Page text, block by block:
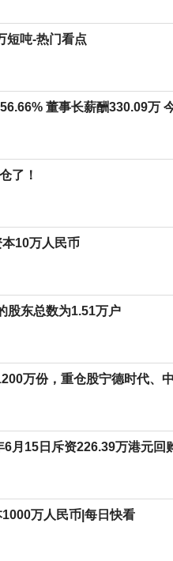
短吨-热门看点
董事长薪酬330.09万
了！
10万人民币
股东总数为1.51万户
万份，重仓股宁德时代、
月15日斥资226.39万港元回
万人民币|每日快看